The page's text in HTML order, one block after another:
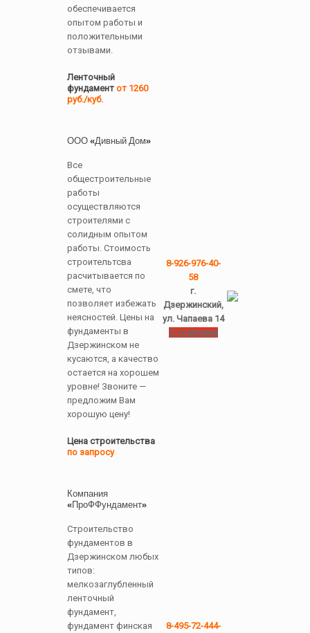
обеспечивается
опытом работы и
положительными
отзывами.
Ленточный
фундаментот 1260
руб./куб.
ООО «Дивный Дом»
Все
общестроительные
работы
осуществляются
строителями с
солидным опытом
работы. Стоимость
строительтсва
расчитывается по
смете, что
позволяет избежать
неясностей. Цены на
фундаменты в
Дзержинском не
кусаются, а качество
остается на хорошем
уровне! Звоните —
предложим Вам
хорошую цену!
Цена строительства
по запросу
8-926-976-40-
58
г.
Дзержинский,
ул. Чапаева 14
О компании
Компания
«ПроФФундамент»
Строительство
фундаментов в
Дзержинском любых
типов:
мелкозаглубленный
ленточный
фундамент,
фундамент финская
8-495-72-444-